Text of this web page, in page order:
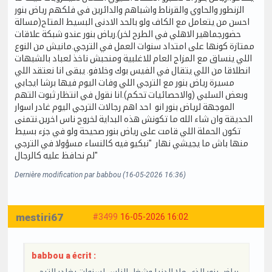
الزنطور والحاوي والقرناط واشباهم والدائرين في فلكهم رياض بنور
احسن من يتعامل مع الكاف ولو بالحد الادنى البسيط المتاح(مسالة
حضورجماهير الاهلي في الطرح لخر).رياض بنور عندو شبكة علاقات
ممتازة كونها على امتداد سنوات العمل في الترجي.مانيش من النوع
اللي ينساق مع المزاج العام للاغلبية ومنحبش ناخذ لعباد بالشبهات
انطلاقا من اللي يتقال في الفيس بوك وخلافو. يبقى انا نعتقد اللي
مسيرة رياض بنور مع الترجي اللي وفات اليوم فيها برشا ايجابي
وبعض السلبي (والاحصائيات تحكم).انا نقول في انتظار ثبوت التهم
الموجهة لرياض بنور انو احد اهم رجالات الترجي اليوم غادر اسوار
الحديقة وان شاء الله ما تكونش هذه البداية لخروج ناس اخرين.نتمنى
تكون الحملة اللي قامت على رياض بنور صحيحة ولو في جزء بسيط
منها باش ما يجيشي نهار "نبكيو فيه كالنساء مسؤولا في الترجي
لم نحافظ عليه كالرجال"
Dernière modification par babbou (16-05-2026 16:36)
#3499 16-05-2026 16:02
mestiri67
babbou a écrit :